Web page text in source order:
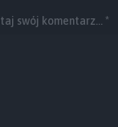
swój komentarz... *